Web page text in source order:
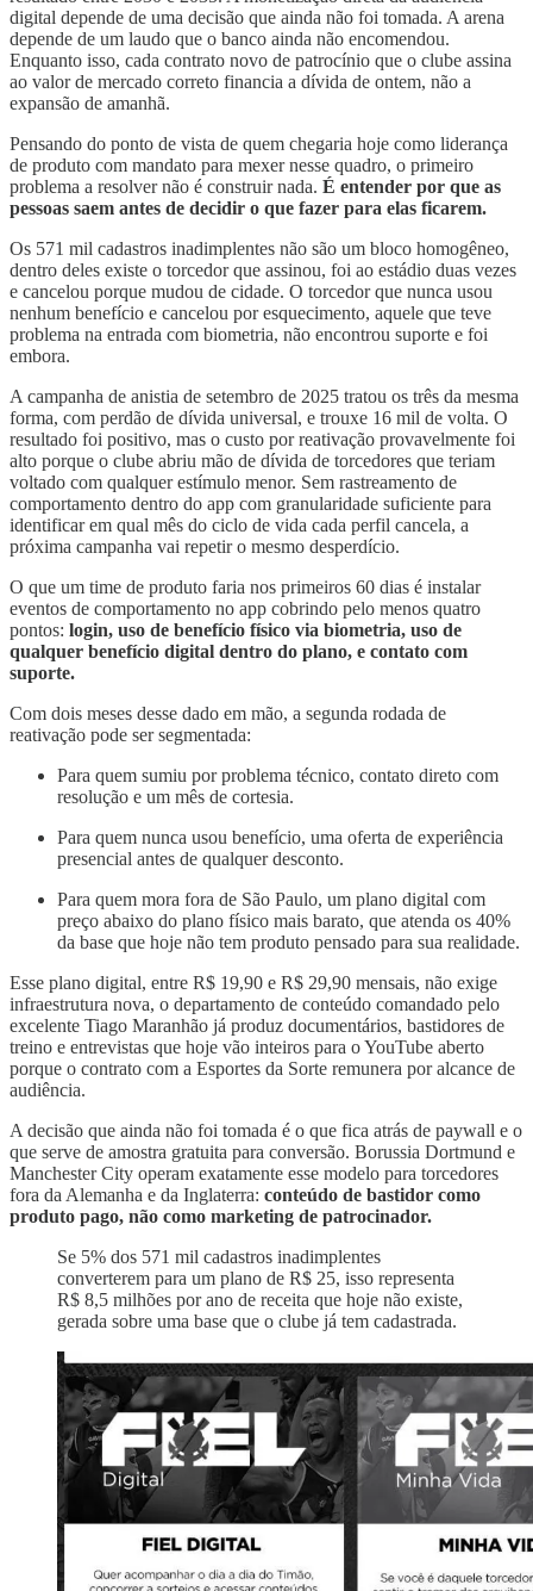
digital depende de uma decisão que ainda não foi tomada. A arena
depende de um laudo que o banco ainda não encomendou.
Enquanto isso, cada contrato novo de patrocínio que o clube assina
ao valor de mercado correto financia a dívida de ontem, não a
expansão de amanhã.
Pensando do ponto de vista de quem chegaria hoje como liderança
de produto com mandato para mexer nesse quadro, o primeiro
problema a resolver não é construir nada. É entender por que as
pessoas saem antes de decidir o que fazer para elas ficarem.
Os 571 mil cadastros inadimplentes não são um bloco homogêneo,
dentro deles existe o torcedor que assinou, foi ao estádio duas vezes
e cancelou porque mudou de cidade. O torcedor que nunca usou
nenhum benefício e cancelou por esquecimento, aquele que teve
problema na entrada com biometria, não encontrou suporte e foi
embora.
A campanha de anistia de setembro de 2025 tratou os três da mesma
forma, com perdão de dívida universal, e trouxe 16 mil de volta. O
resultado foi positivo, mas o custo por reativação provavelmente foi
alto porque o clube abriu mão de dívida de torcedores que teriam
voltado com qualquer estímulo menor. Sem rastreamento de
comportamento dentro do app com granularidade suficiente para
identificar em qual mês do ciclo de vida cada perfil cancela, a
próxima campanha vai repetir o mesmo desperdício.
O que um time de produto faria nos primeiros 60 dias é instalar
eventos de comportamento no app cobrindo pelo menos quatro
pontos: login, uso de benefício físico via biometria, uso de
qualquer benefício digital dentro do plano, e contato com
suporte.
Com dois meses desse dado em mão, a segunda rodada de
reativação pode ser segmentada:
Para quem sumiu por problema técnico, contato direto com
resolução e um mês de cortesia.
Para quem nunca usou benefício, uma oferta de experiência
presencial antes de qualquer desconto.
Para quem mora fora de São Paulo, um plano digital com
preço abaixo do plano físico mais barato, que atenda os 40%
da base que hoje não tem produto pensado para sua realidade.
Esse plano digital, entre R$ 19,90 e R$ 29,90 mensais, não exige
infraestrutura nova, o departamento de conteúdo comandado pelo
excelente Tiago Maranhão já produz documentários, bastidores de
treino e entrevistas que hoje vão inteiros para o YouTube aberto
porque o contrato com a Esportes da Sorte remunera por alcance de
audiência.
A decisão que ainda não foi tomada é o que fica atrás de paywall e o
que serve de amostra gratuita para conversão. Borussia Dortmund e
Manchester City operam exatamente esse modelo para torcedores
fora da Alemanha e da Inglaterra: conteúdo de bastidor como
produto pago, não como marketing de patrocinador.
Se 5% dos 571 mil cadastros inadimplentes
converterem para um plano de R$ 25, isso representa
R$ 8,5 milhões por ano de receita que hoje não existe,
gerada sobre uma base que o clube já tem cadastrada.